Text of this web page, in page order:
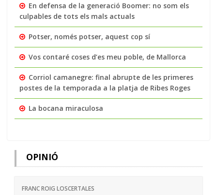
OPINIÓ
FRANC ROIG LOSCERTALES
En defensa de la generació Boomer: no som els
culpables de tots els mals actuals
Potser, només potser, aquest cop sí
Vos contaré coses d’es meu poble, de Mallorca
Corriol camanegre: final abrupte de les primeres
postes de la temporada a la platja de Ribes Roges
La bocana miraculosa